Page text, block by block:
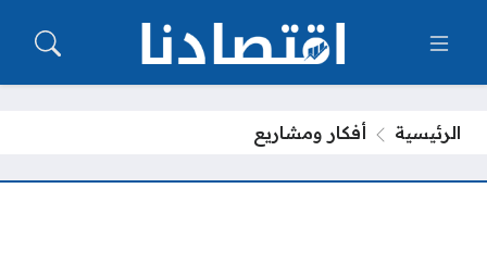
الرئيسية أفكار ومشاريع